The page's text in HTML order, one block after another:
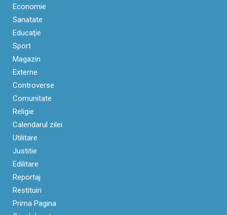
Economie
Sanatate
Educaţie
Sport
Magazin
Externe
Controverse
Comunitate
Religie
Calendarul zilei
Utilitare
Justitie
Edilitare
Reportaj
Restituiri
Prima Pagina